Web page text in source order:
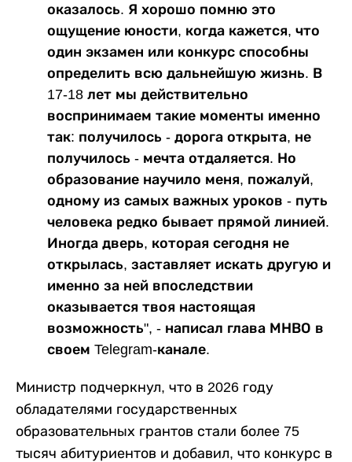
оказалось. Я хорошо помню это
ощущение юности, когда кажется, что
один экзамен или конкурс способны
определить всю дальнейшую жизнь. В
17-18 лет мы действительно
воспринимаем такие моменты именно
так: получилось - дорога открыта, не
получилось - мечта отдаляется. Но
образование научило меня, пожалуй,
одному из самых важных уроков - путь
человека редко бывает прямой линией.
Иногда дверь, которая сегодня не
открылась, заставляет искать другую и
именно за ней впоследствии
оказывается твоя настоящая
возможность", - написал глава МНВО в
своем Telegram-канале.
Министр подчеркнул, что в 2026 году
обладателями государственных
образовательных грантов стали более 75
тысяч абитуриентов и добавил, что конкурс в